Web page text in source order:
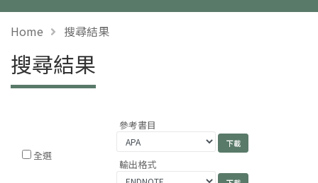
Home 搜尋結果
搜尋結果
全選
參考書目
輸出格式